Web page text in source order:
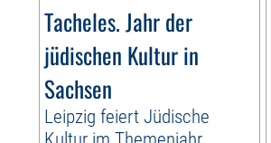
Tacheles. Jahr der
jüdischen Kultur in
Sachsen
Leipzig feiert Jüdische